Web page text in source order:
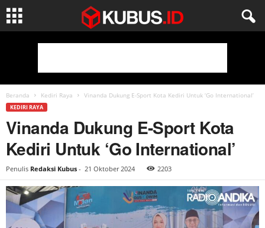
Beranda Kediri Raya Vinanda Dukung E-Sport Kota Kediri Untuk ‘Go International’
KEDIRI RAYA
Vinanda Dukung E-Sport Kota
Kediri Untuk ‘Go International’
Penulis Redaksi Kubus - 21 Oktober 2024 2203